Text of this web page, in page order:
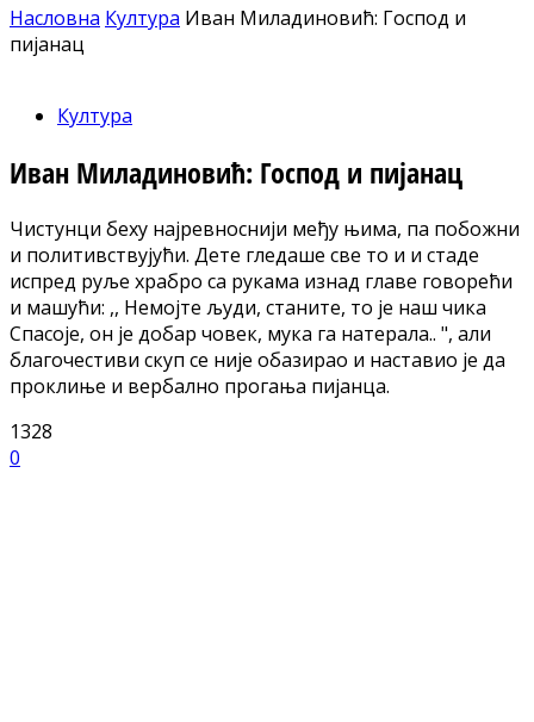
Насловна Култура Иван Миладиновић: Господ и
пијанац
Култура
Иван Миладиновић: Господ и пијанац
Чистунци беху најревноснији међу њима, па побожни
и политивствујући. Дете гледаше све то и и стаде
испред руље храбро са рукама изнад главе говорећи
и машући: ,, Немојте људи, станите, то је наш чика
Спасоје, он је добар човек, мука га натерала.. ", али
благочестиви скуп се није обазирао и наставио је да
проклиње и вербално прогања пијанца.
1328
0